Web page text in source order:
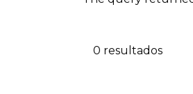
0 resultados